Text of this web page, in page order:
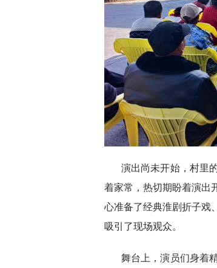
演出尚未开始，村里
着家常，热切期盼着演出
心准备了经典淮剧折子戏
吸引了现场观众。
舞台上，演员们身着